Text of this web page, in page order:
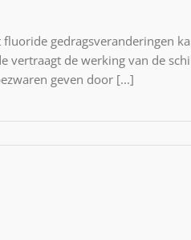
gedragsveranderingen
vertraagt de werking van de
geven door [...]